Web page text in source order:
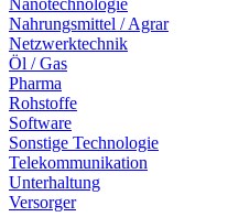
Nanotechnologie
Nahrungsmittel / Agrar
Netzwerktechnik
Öl / Gas
Pharma
Rohstoffe
Software
Sonstige Technologie
Telekommunikation
Unterhaltung
Versorger